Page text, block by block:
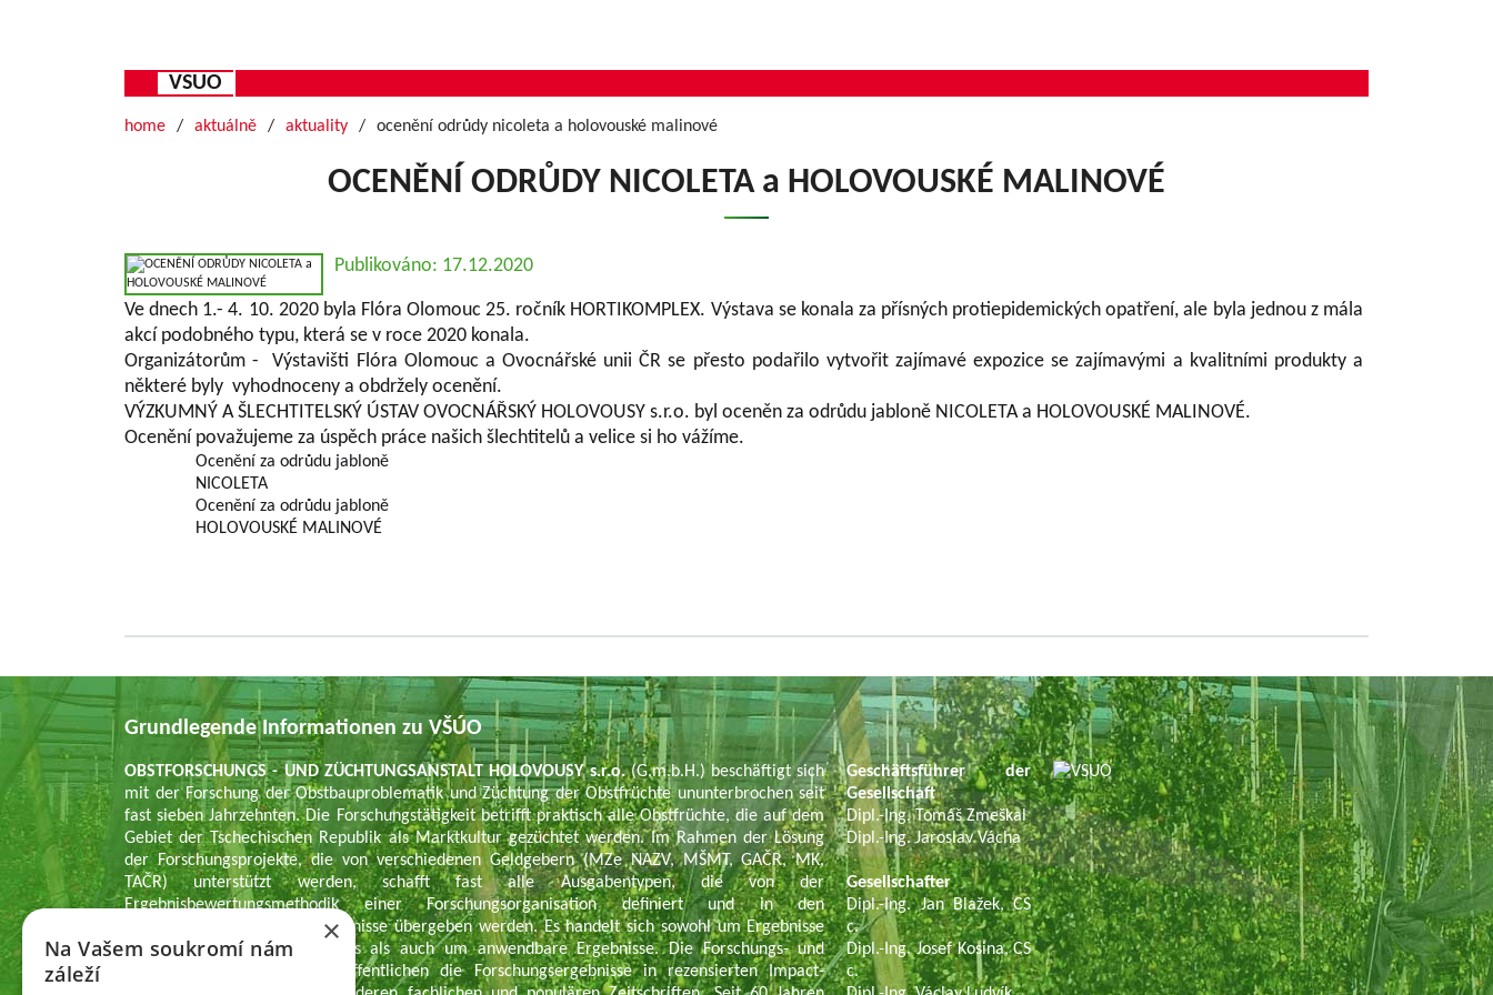
VSUO
home aktuálně aktuality ocenění odrůdy nicoleta a holovouské malinové
OCENĚNÍ ODRŮDY NICOLETA a HOLOVOUSKÉ MALINOVÉ
Publikováno: 17.12.2020
Ve dnech 1.- 4. 10. 2020 byla Flóra Olomouc 25. ročník HORTIKOMPLEX. Výstava se konala za přísných protiepidemických opatření, ale byla jednou z mála
akcí podobného typu, která se v roce 2020 konala.
Organizátorům - Výstavišti Flóra Olomouc a Ovocnářské unii ČR se přesto podařilo vytvořit zajímavé expozice se zajímavými a kvalitními produkty a
některé byly vyhodnoceny a obdržely ocenění.
VÝZKUMNÝ A ŠLECHTITELSKÝ ÚSTAV OVOCNÁŘSKÝ HOLOVOUSY s.r.o. byl oceněn za odrůdu jabloně NICOLETA a HOLOVOUSKÉ MALINOVÉ.
Ocenění považujeme za úspěch práce našich šlechtitelů a velice si ho vážíme.
Ocenění za odrůdu jabloně
NICOLETA
Ocenění za odrůdu jabloně
HOLOVOUSKÉ MALINOVÉ
Grundlegende Informationen zu VŠÚO
OBSTFORSCHUNGS - UND ZÜCHTUNGSANSTALT HOLOVOUSY s.r.o.(G.m.b.H.) beschäftigt sich
mit der Forschung der Obstbauproblematik und Züchtung der Obstfrüchte ununterbrochen seit
fast sieben Jahrzehnten. Die Forschungstätigkeit betrifft praktisch alle Obstfrüchte, die auf dem
Gebiet der Tschechischen Republik als Marktkultur gezüchtet werden. Im Rahmen der Lösung
der Forschungsprojekte, die von verschiedenen Geldgebern (MZe NAZV, MŠMT, GAČR, MK,
TAČR) unterstützt werden, schafft fast alle Ausgabentypen, die von der
Ergebnisbewertungsmethodik einer Forschungsorganisation definiert und in den
Informationsregister der Ergebnisse übergeben werden. Es handelt sich sowohl um Ergebnisse
des Veröffentlichungscharakters als auch um anwendbare Ergebnisse. Die Forschungs- und
Wissenschaftsmitarbeiter veröffentlichen die Forschungsergebnisse in rezensierten Impact-
Geschäftsführer der
Gesellschaft
Dipl.-Ing. Tomáš Zmeškal
Dipl.-Ing. Jaroslav Vácha
Gesellschafter
Dipl.-Ing. Jan Blažek, CS
c.
Dipl.-Ing. Josef Kosina, CS
c.
×
Na Vašem soukromí nám
záleží